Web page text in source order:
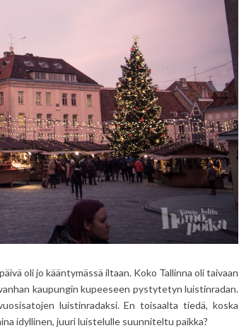
oli jo kääntymässä iltaan. Koko Tallinna oli taivaan
kaupungin kupeeseen pystytetyn luistinradan.
luistinradaksi. En toisaalta tiedä, koska
idyllinen, juuri luistelulle suunniteltu paikka?